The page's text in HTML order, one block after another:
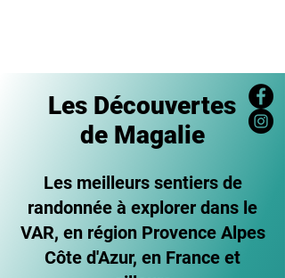
Les Découvertes
de Magalie
Les meilleurs sentiers de
randonnée à explorer dans le
VAR, en région Provence Alpes
Côte d'Azur, en France et